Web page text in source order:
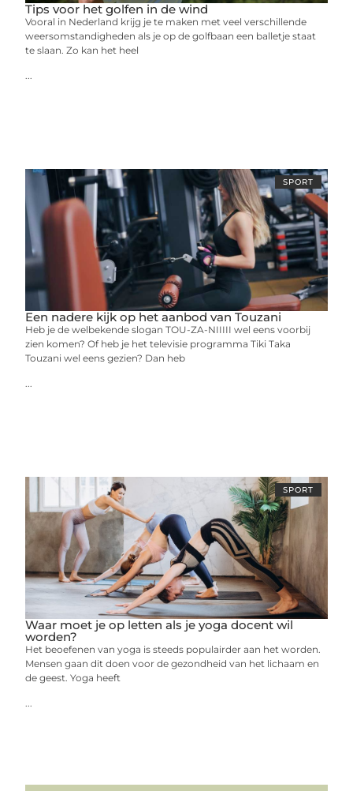
Tips voor het golfen in de wind
Vooral in Nederland krijg je te maken met veel verschillende
weersomstandigheden als je op de golfbaan een balletje staat
te slaan. Zo kan het heel
SPORT
Een nadere kijk op het aanbod van Touzani
Heb je de welbekende slogan TOU-ZA-NIIIII wel eens voorbij
zien komen? Of heb je het televisie programma Tiki Taka
Touzani wel eens gezien? Dan heb
SPORT
Waar moet je op letten als je yoga docent wil
worden?
Het beoefenen van yoga is steeds populairder aan het worden.
Mensen gaan dit doen voor de gezondheid van het lichaam en
de geest. Yoga heeft